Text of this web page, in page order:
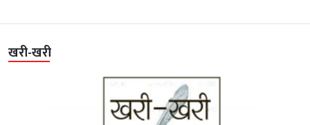
खरी-खरी